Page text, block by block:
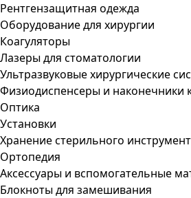
Рентгензащитная одежда
Оборудование для хирургии
Коагуляторы
Лазеры для стоматологии
Ультразвуковые хирургические
Физиодиспенсеры и наконечники
Оптика
Установки
Хранение стерильного
Ортопедия
Аксессуары и вспомогательные
Блокноты для замешивания